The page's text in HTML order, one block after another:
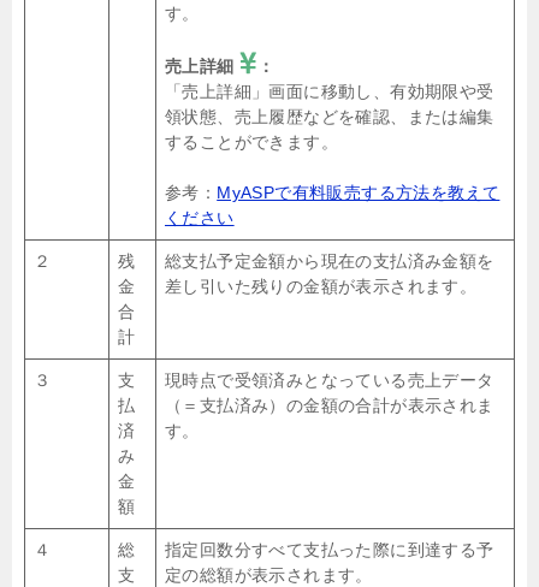
す。
売上詳細
：
「売上詳細」画面に移動し、有効期限や受
領状態、売上履歴などを確認、または編集
することができます。
参考： MyASPで有料販売する方法を教えて
ください
２
残
金
合
計
総支払予定金額から現在の支払済み金額を
差し引いた残りの金額が表示されます。
３
支
払
済
み
金
額
現時点で受領済みとなっている売上データ
（＝支払済み）の金額の合計が表示されま
す。
４
総
支
指定回数分すべて支払った際に到達する予
定の総額が表示されます。